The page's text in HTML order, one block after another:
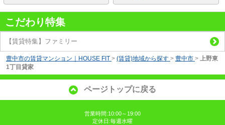
こだわり特集
【賃貸特集】ファミリー
豊中市の賃貸マンション｜HOUSE FIT > (賃貸)地域から探す > 豊中市 > 上野東
1丁目貸家
ページトップに戻る
営業時間:10:00～19:00
定休日:毎週水曜